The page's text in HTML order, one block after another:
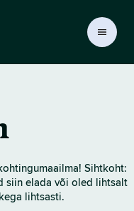
Sihtkoht:
siin elada või oled lihtsalt
lihtsasti.